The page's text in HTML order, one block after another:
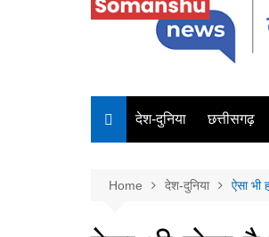
देश-दुनिया छत्तीसगढ़
Home देश-दुनिया ऐसा भी